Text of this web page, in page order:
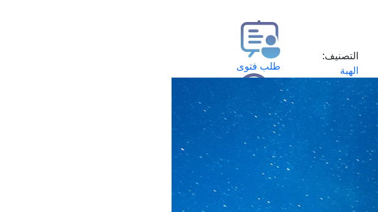
التصنيف:
الهبة
طلب فتوى
استعلام عن فتوى
حجز موعد